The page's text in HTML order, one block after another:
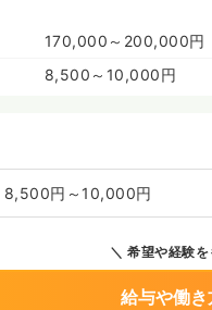
170,000～200,000円
8,500～10,000円
8,500円～10,000円
希望や経験
給与や働